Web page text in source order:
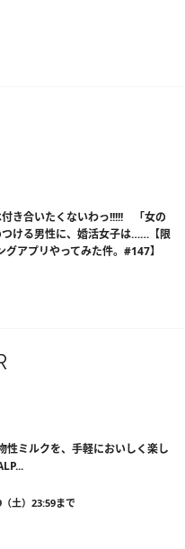
き合いたくないわっ!!!!! 「女の
ける男性に、婚活女子は……【限
アプリやってみた件。#147】
性ミルクを、手軽においしく楽し
土）23:59まで